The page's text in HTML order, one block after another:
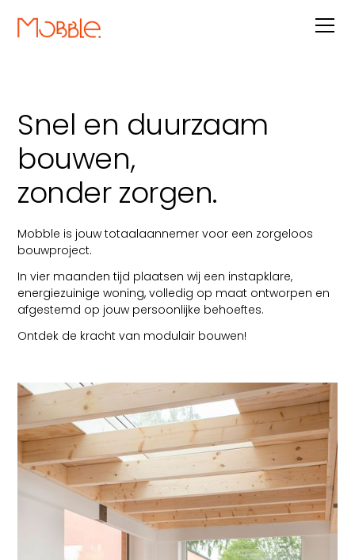
Snel en duurzaam
bouwen,
zonder zorgen.
Mobble is jouw totaalaannemer voor een zorgeloos
bouwproject.
In vier maanden tijd plaatsen wij een instapklare,
energiezuinige woning, volledig op maat ontworpen en
afgestemd op jouw persoonlijke behoeftes.
Ontdek de kracht van modulair bouwen!